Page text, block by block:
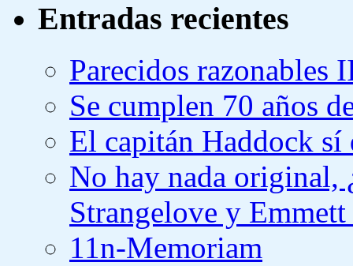
Entradas recientes
Parecidos razonables
Se cumplen 70 años
El capitán Haddock sí
No hay nada original,
Strangelove y
11n-Memoriam